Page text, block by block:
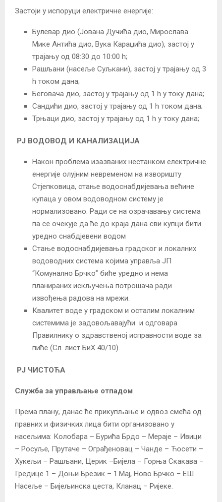
Застоји у испоруци електричне енергије:
Булевар дио (Јована Дучића дио, Мирослава
Мике Антића дио, Вука Караџића дио), застој у
трајању од 08:30 до 10:00 h;
Рашљани (насеље Суљкани), застој у трајању од 3
h током дана;
Беговача дио, застој у трајању од 1 h у току дана;
Сандићи дио, застој у трајању од 1 h током дана;
Трњаци дио, застој у трајању од 1 h у току дана;
РЈ ВОДОВОД И КАНАЛИЗАЦИЈА
Након проблема изазваних нестанком електричне
енергије олујним невременом на изворишту
Стјепковица, стање водоснабдијевања већине
купаца у овом водоводном систему је
нормализовано. Ради се на озрачавању система
па се очекује да ће до краја дана сви купци бити
уредно снабдјевени водом
Стање водоснабдијевања градског и локалних
водоводних система којима управља ЈП
“Комунално Брчко” биће уредно и нема
планираних искључења потрошача ради
извођења радова на мрежи.
Квалитет воде у градском и осталим локалним
системима је задовољавајући и одговара
Правилнику о здравственој исправности воде за
пиће (Сл. лист БиХ 40/10).
РЈ ЧИСТОЋА
Служба за управљање отпадом
Према плану, данас ће прикупљање и одвоз смећа од
правних и физичких лица бити организовано у
насељима: Колобара – Бурића Брдо – Мераје – Ивици
– Росуље, Прутаче – Ограђеновац – Чанде – Ћосети –
Хукељи – Рашљани, Церик –Бијела – Горња Скакава –
Гредице 1 – Доњи Брезик – 1.Мај, Ново Брчко – ЕШ
Насеље – Бијељинска цеста, Кланац – Ријеке.